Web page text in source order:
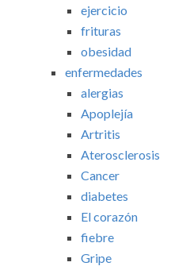
ejercicio
frituras
obesidad
enfermedades
alergias
Apoplejía
Artritis
Aterosclerosis
Cancer
diabetes
El corazón
fiebre
Gripe